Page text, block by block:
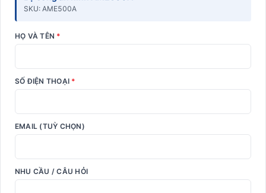
SKU: AME500A
HỌ VÀ TÊN *
SỐ ĐIỆN THOẠI *
EMAIL (TUỲ CHỌN)
NHU CẦU / CÂU HỎI